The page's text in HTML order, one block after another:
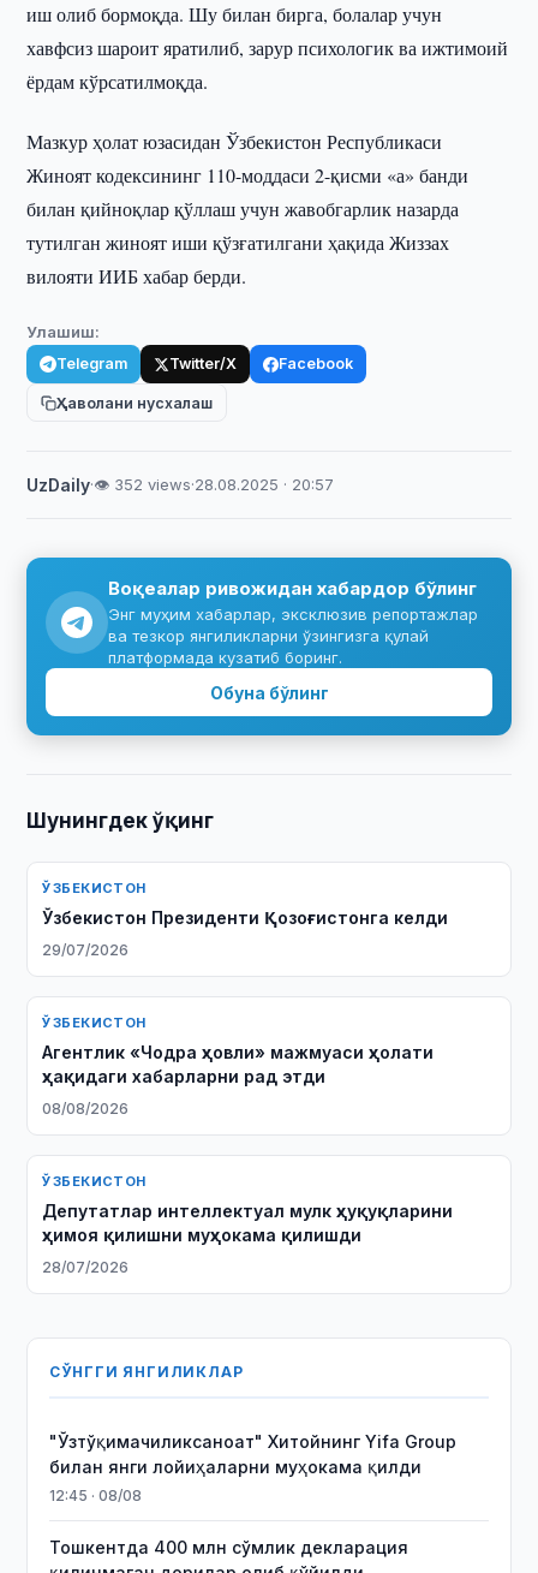
иш олиб бормоқда. Шу билан бирга, болалар учун
хавфсиз шароит яратилиб, зарур психологик ва ижтимоий
ёрдам кўрсатилмоқда.
Мазкур ҳолат юзасидан Ўзбекистон Республикаси
Жиноят кодексининг 110-моддаси 2-қисми «а» банди
билан қийноқлар қўллаш учун жавобгарлик назарда
тутилган жиноят иши қўзғатилгани ҳақида Жиззах
вилояти ИИБ хабар берди.
Улашиш:
Telegram Twitter/X Facebook
Ҳаволани нусхалаш
UzDaily·👁 352 views·28.08.2025 · 20:57
Воқеалар ривожидан хабардор бўлинг
Энг муҳим хабарлар, эксклюзив репортажлар
ва тезкор янгиликларни ўзингизга қулай
платформада кузатиб боринг.
Обуна бўлинг
Шунингдек ўқинг
ЎЗБЕКИСТОН
Ўзбекистон Президенти Қозоғистонга келди
29/07/2026
ЎЗБЕКИСТОН
Агентлик «Чодра ҳовли» мажмуаси ҳолати
ҳақидаги хабарларни рад этди
08/08/2026
ЎЗБЕКИСТОН
Депутатлар интеллектуал мулк ҳуқуқларини
ҳимоя қилишни муҳокама қилишди
28/07/2026
СЎНГГИ ЯНГИЛИКЛАР
"Ўзтўқимачиликсаноат" Хитойнинг Yifa Group
билан янги лойиҳаларни муҳокама қилди
12:45 · 08/08
Тошкентда 400 млн сўмлик декларация